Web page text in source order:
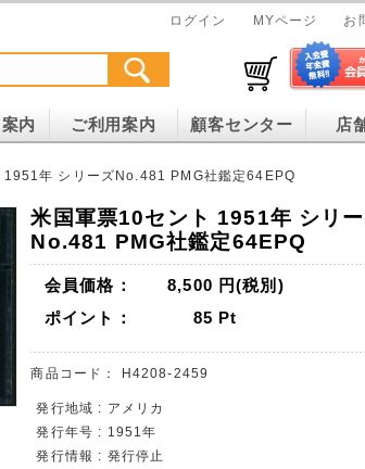
ログイン MYページ お
内 ご利用案内 顧客センター 店
1951年 シリーズNo.481 PMG社鑑定64EPQ
米国軍票10セント 1951年 シリ
No.481 PMG社鑑定64EPQ
会員価格： 8,500 円(税別)
ポイント：
85 Pt
商品コード： H4208-2459
発行地域 : アメリカ
発行年号 : 1951年
発行情報 : 発行停止